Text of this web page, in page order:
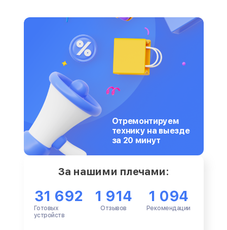
Отремонтируем
технику на выезде
за 20 минут
За нашими плечами:
31 692
Готовых
устройств
1 914
Отзывов
1 094
Рекомендации